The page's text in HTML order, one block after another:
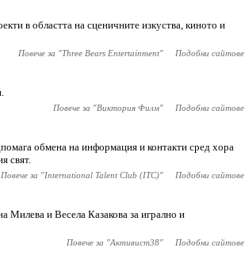
в областта на сценичните изкуства, киното и
Повече за "Тhree Bears Entertainment" Подобни сайтове
Повече за "Виктория Филм" Подобни сайтове
обмена на информация и контакти сред хора
свят.
Повече за "International Talent Club (ITC)" Подобни сайтове
Милева и Весела Казакова за игрално и
Повече за "Активист38" Подобни сайтове